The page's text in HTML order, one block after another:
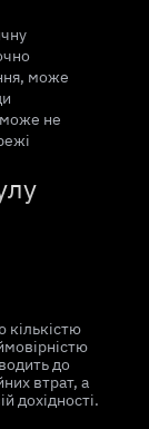
може
може не
кількістю
до
втрат, а
дохідності.